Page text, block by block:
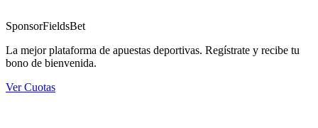
SponsorFieldsBet
La mejor plataforma de apuestas deportivas. Regístrate y recibe tu
bono de bienvenida.
Ver Cuotas